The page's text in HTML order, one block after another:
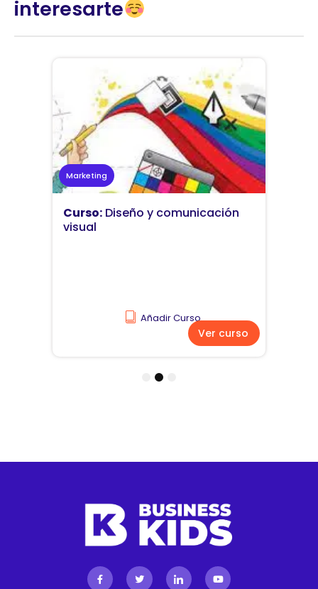
interesarte
Marketing
Curso: Diseño y comunicación
visual
Añadir Curso
Ver curso